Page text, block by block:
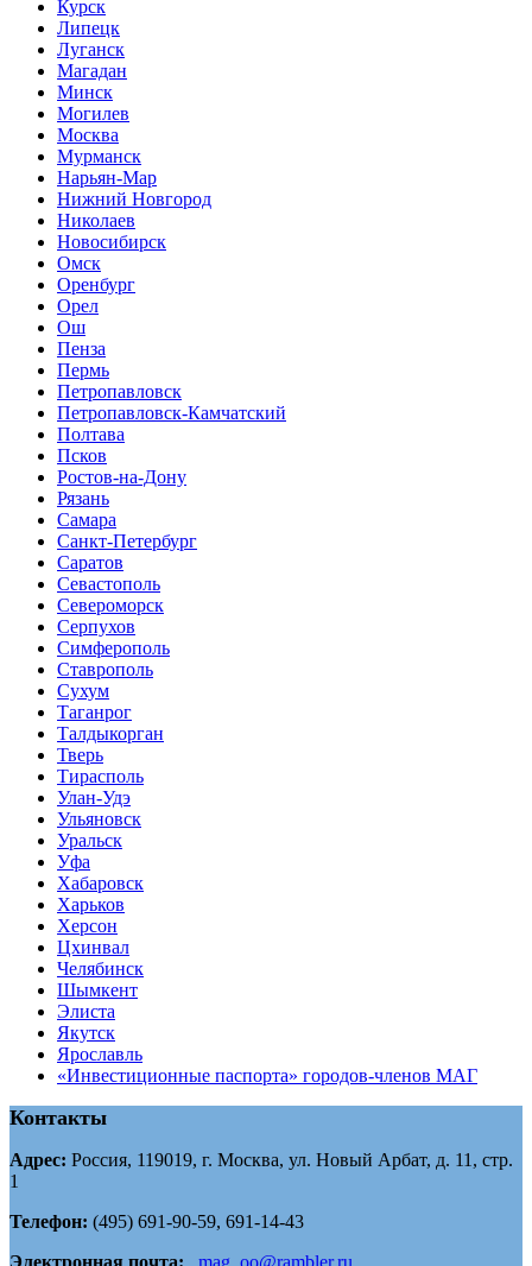
Курск
Липецк
Луганск
Магадан
Минск
Могилев
Москва
Мурманск
Нарьян-Мар
Нижний Новгород
Николаев
Новосибирск
Омск
Оренбург
Орел
Ош
Пенза
Пермь
Петропавловск
Петропавловск-Камчатский
Полтава
Псков
Ростов-на-Дону
Рязань
Самара
Санкт-Петербург
Саратов
Севастополь
Североморск
Серпухов
Симферополь
Ставрополь
Сухум
Таганрог
Tалдыкорган
Тверь
Тирасполь
Улан-Удэ
Ульяновск
Уральск
Уфа
Хабаровск
Харьков
Херсон
Цхинвал
Челябинск
Шымкент
Элиста
Якутск
Ярославль
«Инвестиционные паспорта» городов-членов МАГ
Контакты
Адрес: Россия, 119019, г. Москва, ул. Новый Арбат, д. 11, стр.
1
Телефон: (495) 691-90-59, 691-14-43
Электронная почта:
mag_oo@rambler.ru